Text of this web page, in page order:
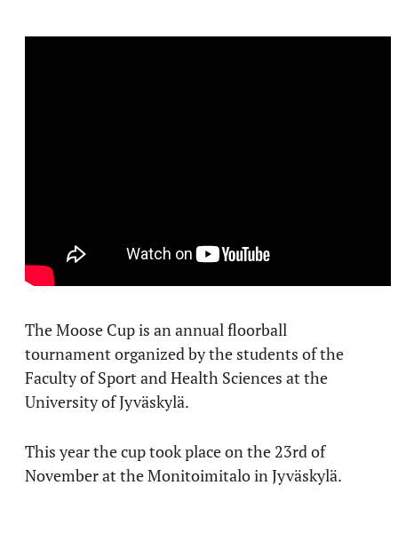
The Moose Cup is an annual floorball
tournament organized by the students of the
Faculty of Sport and Health Sciences at the
University of Jyväskylä.
This year the cup took place on the 23rd of
November at the Monitoimitalo in Jyväskylä.